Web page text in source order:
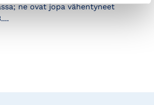
ne ovat jopa vähentyneet